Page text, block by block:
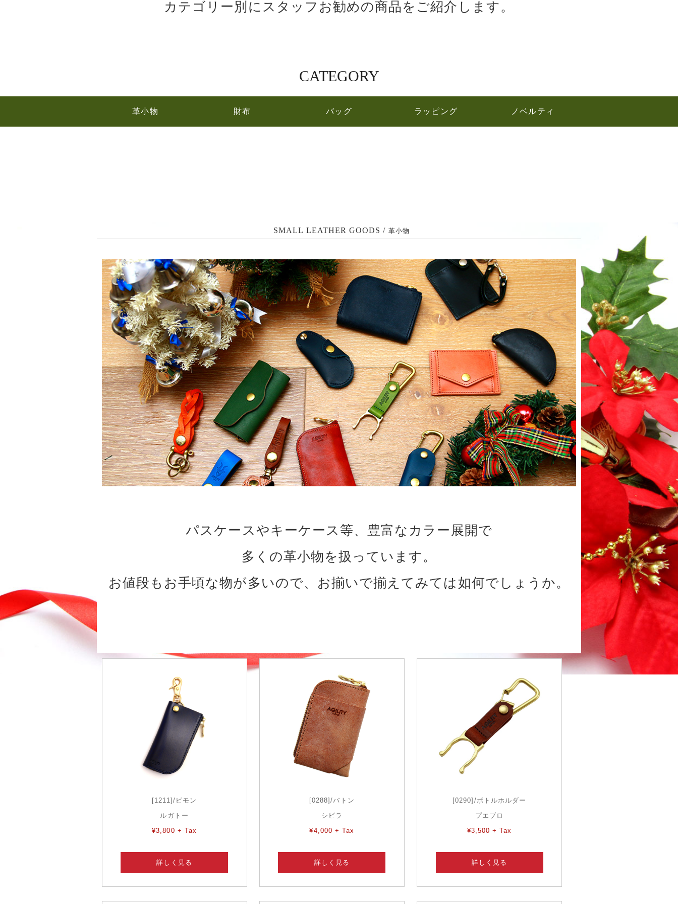
カテゴリー別にスタッフお勧めの商品をご紹介します。
CATEGORY
革小物 財布 バッグ ラッピング ノベルティ
SMALL LEATHER GOODS / 革小物
パスケースやキーケース等、豊富なカラー展開で
多くの革小物を扱っています。
お値段もお手頃な物が多いので、お揃いで揃えてみては如何でしょうか。
[1211]/ピモン
ルガトー
¥3,800 + Tax
詳しく見る
[0288]/バトン
シビラ
¥4,000 + Tax
詳しく見る
[0290]/ボトルホルダー
プエブロ
¥3,500 + Tax
詳しく見る